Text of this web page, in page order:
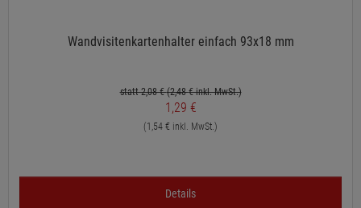
Wandvisitenkartenhalter einfach 93x18 mm
statt 2,08 €(2,48€ inkl. MwSt.)
1,29 €
(1,54 € inkl. MwSt.)
Details